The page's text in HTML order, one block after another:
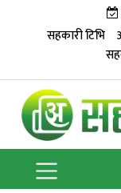
सहकारी टिभि